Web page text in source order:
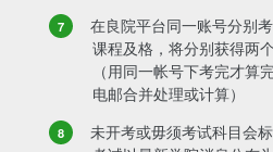
在良院平台同一账号分别
课程及格，将分别获得两
（用同一帐号下考完才算
电邮合并处理或计算）
未开考或毋须考试科目会